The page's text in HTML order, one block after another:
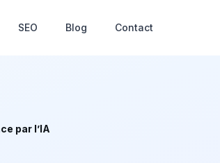
SEO Blog Contact
par l’IA